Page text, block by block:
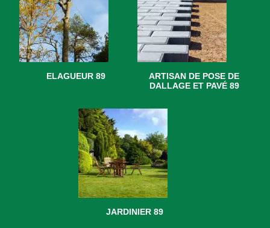
ELAGUEUR 89
ARTISAN DE POSE DE
DALLAGE ET PAVÉ 89
JARDINIER 89